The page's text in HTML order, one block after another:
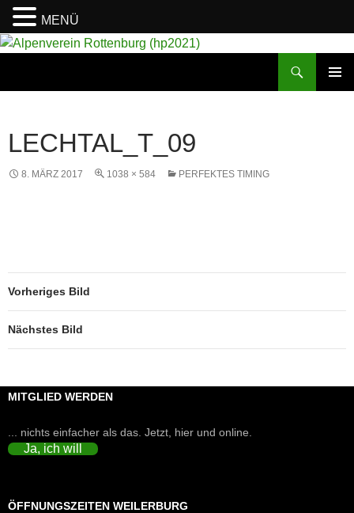
LECHTAL_T_09
8. MÄRZ 2017 1038 × 584 PERFEKTES TIMING
Vorheriges Bild
Nächstes Bild
MITGLIED WERDEN
... nichts einfacher als das. Jetzt, hier und online.
Ja, ich will
ÖFFNUNGSZEITEN WEILERBURG
MENÜ